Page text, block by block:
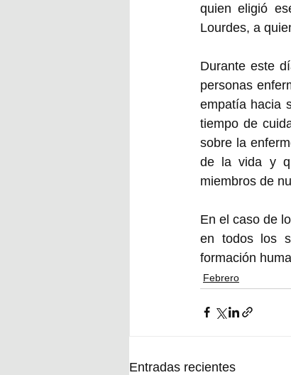
quien eligió
Lourdes, a
Durante este
personas
empatía hacia
tiempo de
sobre la
de la vida y
miembros de
En el caso de
en todos los
formación
Febrero
Entradas recientes